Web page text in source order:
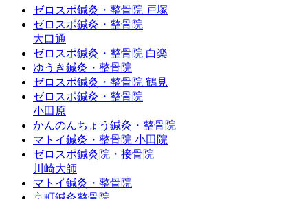
ゼロスポ鍼灸・整骨院 戸塚
ゼロスポ鍼灸・整骨院
大口通
ゼロスポ鍼灸・整骨院 白楽
ゆうき鍼灸・整骨院
ゼロスポ鍼灸・整骨院 鶴見
ゼロスポ鍼灸・整骨院
小田原
かんのんちょう鍼灸・整骨院
マトイ鍼灸・整骨院 小田院
ゼロスポ鍼灸院・接骨院
川崎大師
マトイ鍼灸・整骨院